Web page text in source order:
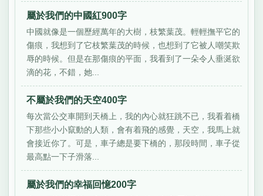
屬於我們的中國紅900字
中國就像是一個歷經萬年的大樹，枝繁葉茂。輕輕撫平它的
傷痕，我想到了它枝繁葉茂的時候，也想到了它被人嘲笑欺
辱的時候。但是在那傷痕的平面，我看到了一朵令人垂涎欲
滴的花，不錯，她...
不屬於我們的天空400字
每次當公交車開到天橋上，我的內心就狂跳不已，我看着橋
下那些小小竄動的人類，會有着飛的感覺，天空，我馬上就
會接近你了。可是，車子總是要下橋的，那段時間，車子從
最高點一下子滑落...
屬於我們的幸福回憶200字